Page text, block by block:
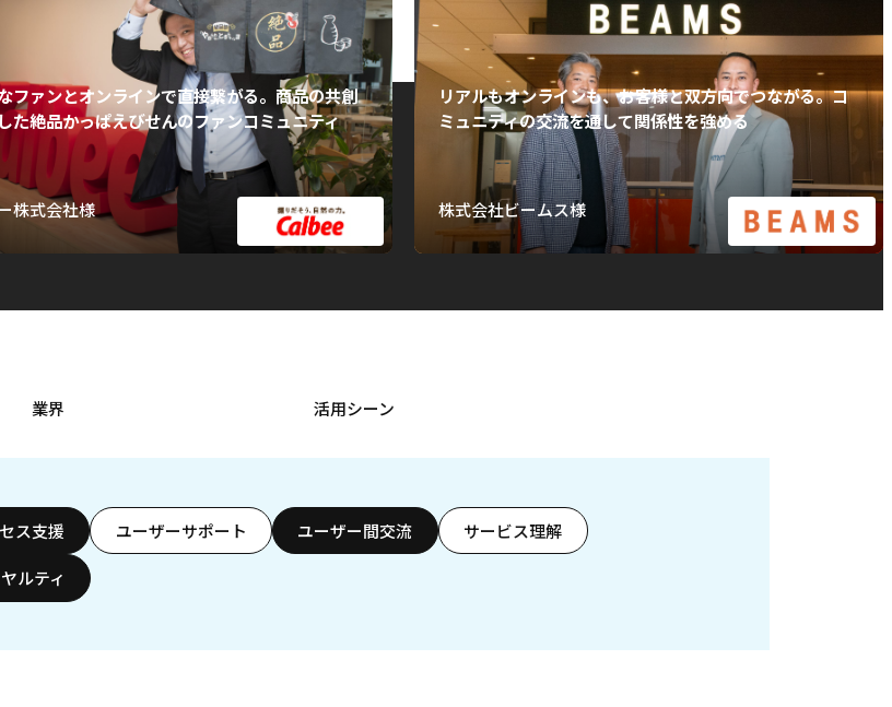
ファンとオンラインで直接繋がる。商品の共創
た絶品かっぱえびせんのファンコミュニティ
株式会社様
リアルもオンラインも、お客様と双方向でつながる。コ
ミュニティの交流を通して関係性を強める
株式会社ビームス様
業界 活用シーン
ス支援 ユーザーサポート ユーザー間交流 サービス理解
ルティ